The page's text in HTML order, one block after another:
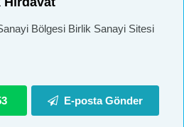
Bölgesi Birlik Sanayi Sitesi
E-posta Gönder